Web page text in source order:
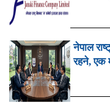
नेपाल
रहने, एक